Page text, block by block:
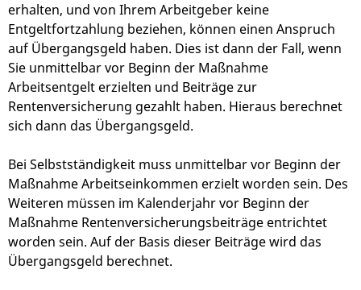
erhalten, und von Ihrem Arbeitgeber keine
Entgeltfortzahlung beziehen, können einen Anspruch
auf Übergangsgeld haben. Dies ist dann der Fall, wenn
Sie unmittelbar vor Beginn der Maßnahme
Arbeitsentgelt erzielten und Beiträge zur
Rentenversicherung gezahlt haben. Hieraus berechnet
sich dann das Übergangsgeld.
Bei Selbstständigkeit muss unmittelbar vor Beginn der
Maßnahme Arbeitseinkommen erzielt worden sein. Des
Weiteren müssen im Kalenderjahr vor Beginn der
Maßnahme Rentenversicherungsbeiträge entrichtet
worden sein. Auf der Basis dieser Beiträge wird das
Übergangsgeld berechnet.